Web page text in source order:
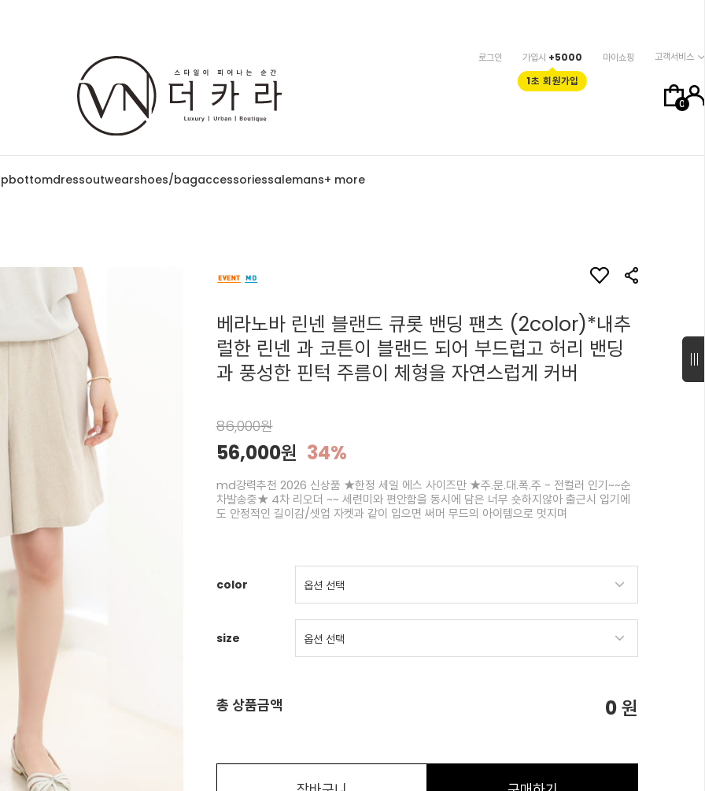
0
로그인 가입시 +5000
1초 회원가입
마이쇼핑 고객서비스
bottomdressoutwearshoes/bagaccessoriessalemans+ more
베라노바 린넨 블랜드 큐롯 밴딩 팬츠 (2color)*내추
럴한 린넨 과 코튼이 블랜드 되어 부드럽고 허리 밴딩
과 풍성한 핀턱 주름이 체형을 자연스럽게 커버
86,000원
56,000원 34%
md강력추천 2026 신상품 ★한정 세일 에스 사이즈만 ★주.문.대.폭.주 - 전컬러 인기~~순
차발송중★ 4차 리오더 ~~ 세련미와 편안함을 동시에 담은 너무 숏하지않아 출근시 입기에
도 안정적인 길이감/셋업 자켓과 같이 입으면 써머 무드의 아이템으로 멋지며
color
size
총 상품금액 0원